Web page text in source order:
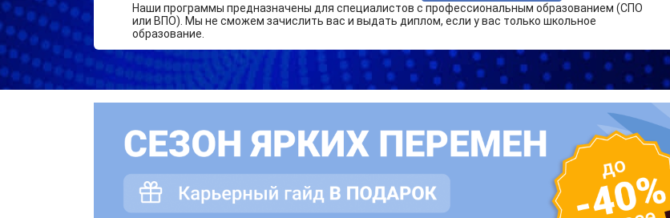
Наши программы предназначены для специалистов с профессиональным образованием (СПО
или ВПО). Мы не сможем зачислить вас и выдать диплом, если у вас только школьное
образование.